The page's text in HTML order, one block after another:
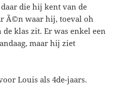
die hij kent van de
Ã©n waar hij, toeval oh
klas zit. Er was enkel een
maar hij ziet
Louis als 4de-jaars.